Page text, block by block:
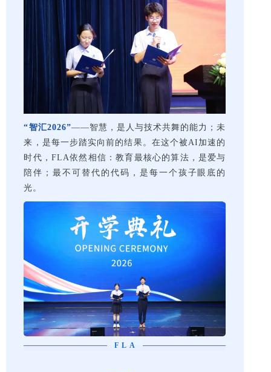
“智汇2026”——智慧，是人与技术共舞的能力；未
来，是每一步踏实向前的结果。在这个被AI加速的
时代，FLA依然相信：教育最核心的算法，是爱与
陪伴；最不可替代的代码，是每一个孩子眼底的
光。
FLA